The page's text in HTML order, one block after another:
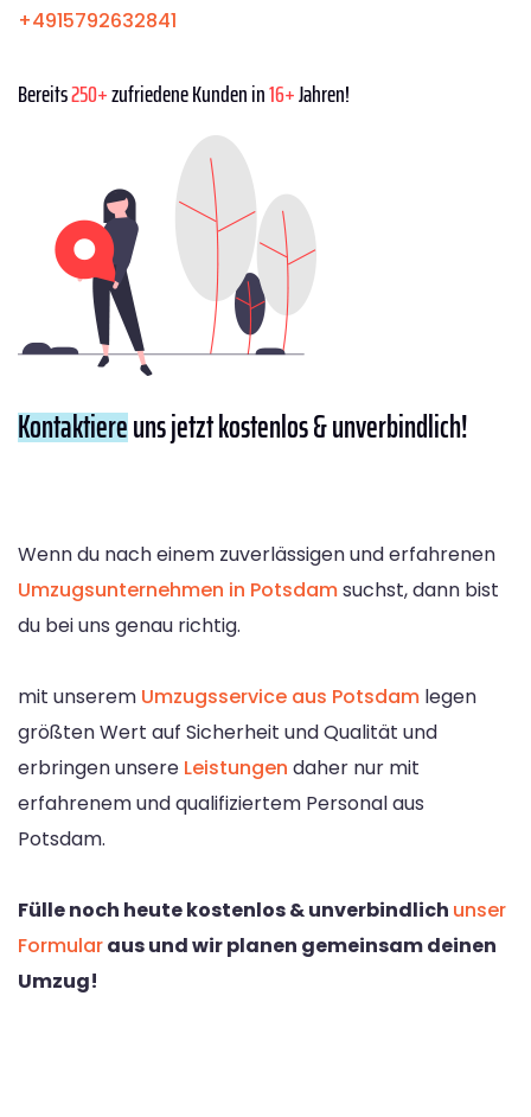
+4915792632841
Bereits250+zufriedene Kunden in16+Jahren!
Kontaktiereuns jetzt kostenlos & unverbindlich!
Wenn du nach einem zuverlässigen und erfahrenen
Umzugsunternehmen in Potsdamsuchst, dann bist
du bei uns genau richtig.
mit unserem Umzugsservice aus Potsdam legen
größten Wert auf Sicherheit und Qualität und
erbringen unsere Leistungen daher nur mit
erfahrenem und qualifiziertem Personal aus
Potsdam.
Fülle noch heute kostenlos & unverbindlich unser
Formularaus und wir planen gemeinsam deinen
Umzug!